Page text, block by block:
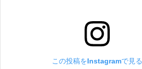
この投稿をInstagramで見る